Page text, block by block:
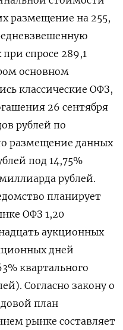
размещение на 255,​
​при спросе ⁠289,1
основном
классические ОФЗ,
‌26 сентября
рублей по
размещение данных
под 14,75%
рублей.
планирует
ОФЗ 1,20
аукционных
дней
квартального
Согласно закону о
план
​рынке составляет